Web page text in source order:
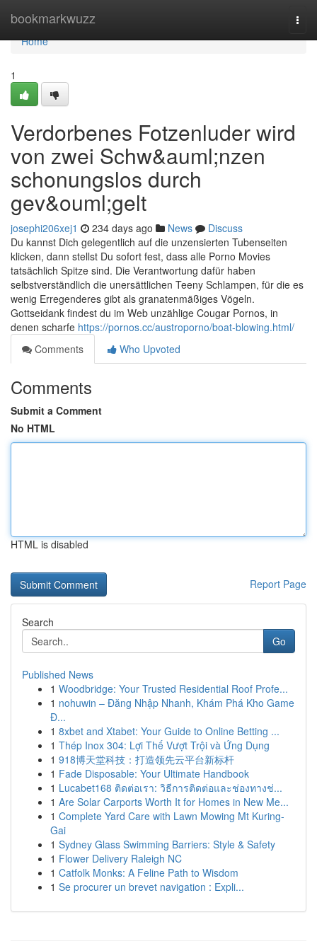
bookmarkwuzz
Home
Home
1
Verdorbenes Fotzenluder wird
von zwei Schw&auml;nzen
schonungslos durch
gev&ouml;gelt
josephi206xej1 234 days ago News
Discuss
Du kannst Dich gelegentlich auf die unzensierten Tubenseiten
klicken, dann stellst Du sofort fest, dass alle Porno Movies
tatsächlich Spitze sind. Die Verantwortung dafür haben
selbstverständlich die unersättlichen Teeny Schlampen, für die es
wenig Erregenderes gibt als granatenmäßiges Vögeln.
Gottseidank findest du im Web unzählige Cougar Pornos, in
denen scharfe https://pornos.cc/austroporno/boat-blowing.html/
Comments
Who Upvoted
Comments
Submit a Comment
No HTML
HTML is disabled
Report Page
Search
Go
Published News
1 Woodbridge: Your Trusted Residential Roof Profe...
1 nohuwin – Đăng Nhập Nhanh, Khám Phá Kho Game
Đ...
1 8xbet and Xtabet: Your Guide to Online Betting ...
1 Thép Inox 304: Lợi Thế Vượt Trội và Ứng Dụng
1 918博天堂科技：打造领先云平台新标杆
1 Fade Disposable: Your Ultimate Handbook
1 Lucabet168 ติดต่อเรา: วิธีการติดต่อและช่องทางช่...
1 Are Solar Carports Worth It for Homes in New Me...
1 Complete Yard Care with Lawn Mowing Mt Kuring-
Gai
1 Sydney Glass Swimming Barriers: Style & Safety
1 Flower Delivery Raleigh NC
1 Catfolk Monks: A Feline Path to Wisdom
1 Se procurer un brevet navigation : Expli...